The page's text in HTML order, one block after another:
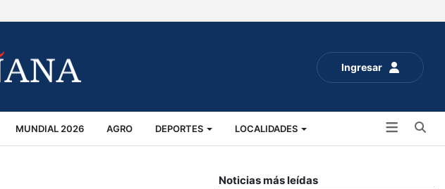
Ingresar
MUNDIAL 2026 AGRO DEPORTES LOCALIDADES
Noticias más leídas